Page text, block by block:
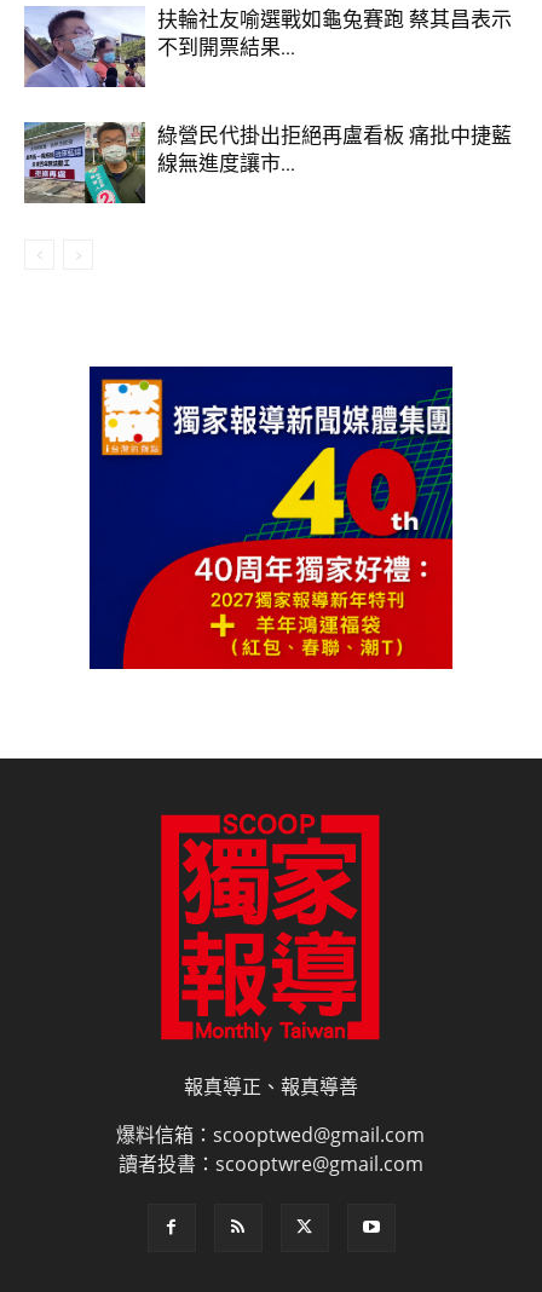
扶輪社友喻選戰如龜兔賽跑 蔡其昌表示
不到開票結果...
綠營民代掛出拒絕再盧看板 痛批中捷藍
線無進度讓市...
報真導正、報真導善
爆料信箱：scooptwed@gmail.com
讀者投書：scooptwre@gmail.com